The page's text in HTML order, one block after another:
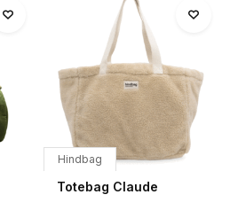
Hindbag
Totebag Claude